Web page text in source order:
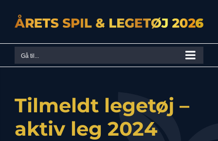
content
Gå til...
Tilmeldt legetøj –
aktiv leg 2024